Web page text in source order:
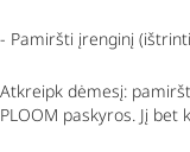
- Pamiršti įrenginį
Atkreipk dėmesį:
PLOOM paskyros. Jį